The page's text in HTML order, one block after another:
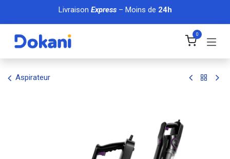
Se rendre au contenu
Livraison Express– Moins de 24h
0
Aspirateur